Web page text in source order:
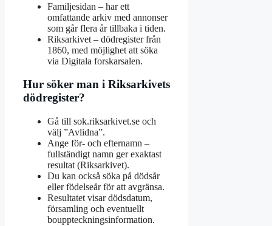
Familjesidan – har ett
omfattande arkiv med annonser
som går flera år tillbaka i tiden.
Riksarkivet – dödregister från
1860, med möjlighet att söka
via Digitala forskarsalen.
Hur söker man i Riksarkivets
dödregister?
Gå till sok.riksarkivet.se och
välj ”Avlidna”.
Ange för- och efternamn –
fullständigt namn ger exaktast
resultat (Riksarkivet).
Du kan också söka på dödsår
eller födelseår för att avgränsa.
Resultatet visar dödsdatum,
församling och eventuellt
bouppteckningsinformation.